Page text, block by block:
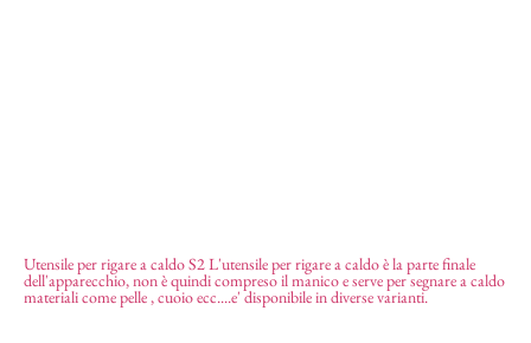
Utensile per rigare a caldo S2 146,40€
Utensile per rigare a caldo S2 L'utensile per rigare a caldo è la parte finale
dell'apparecchio, non è quindi compreso il manico e serve per segnare a caldo
materiali come pelle , cuoio ecc....e' disponibile in diverse varianti.